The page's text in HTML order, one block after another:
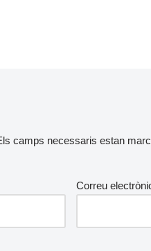
camps necessaris estan
Correu